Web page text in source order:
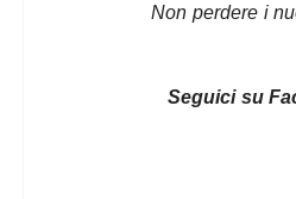
Non perdere i
Seguici su